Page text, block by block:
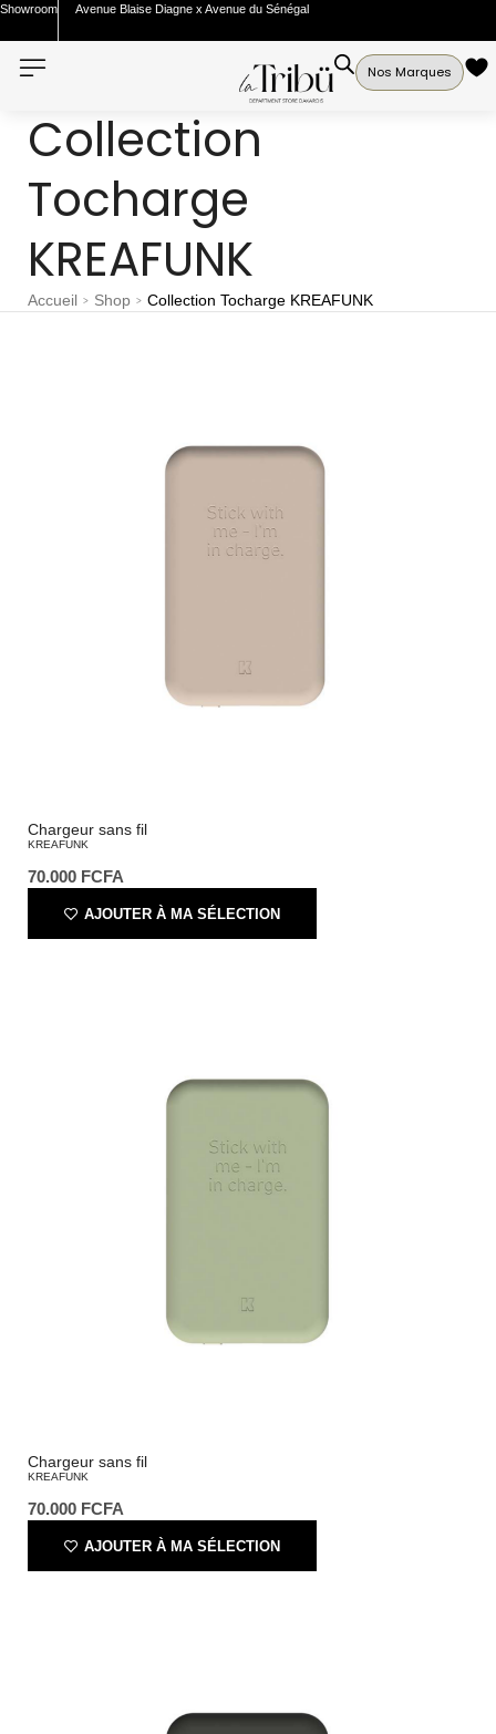
Showroom Avenue Blaise Diagne x Avenue du Sénégal
Nos Marques
Collection
Tocharge
KREAFUNK
Accueil > Shop > Collection Tocharge KREAFUNK
Chargeur sans fil
KREAFUNK
70.000 FCFA
AJOUTER À MA SÉLECTION
Chargeur sans fil
KREAFUNK
70.000 FCFA
AJOUTER À MA SÉLECTION